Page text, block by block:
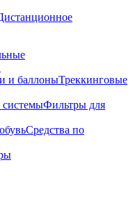
и баллоныТреккинговые
Фильтры для
Средства по